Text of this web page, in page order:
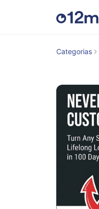
Categorias